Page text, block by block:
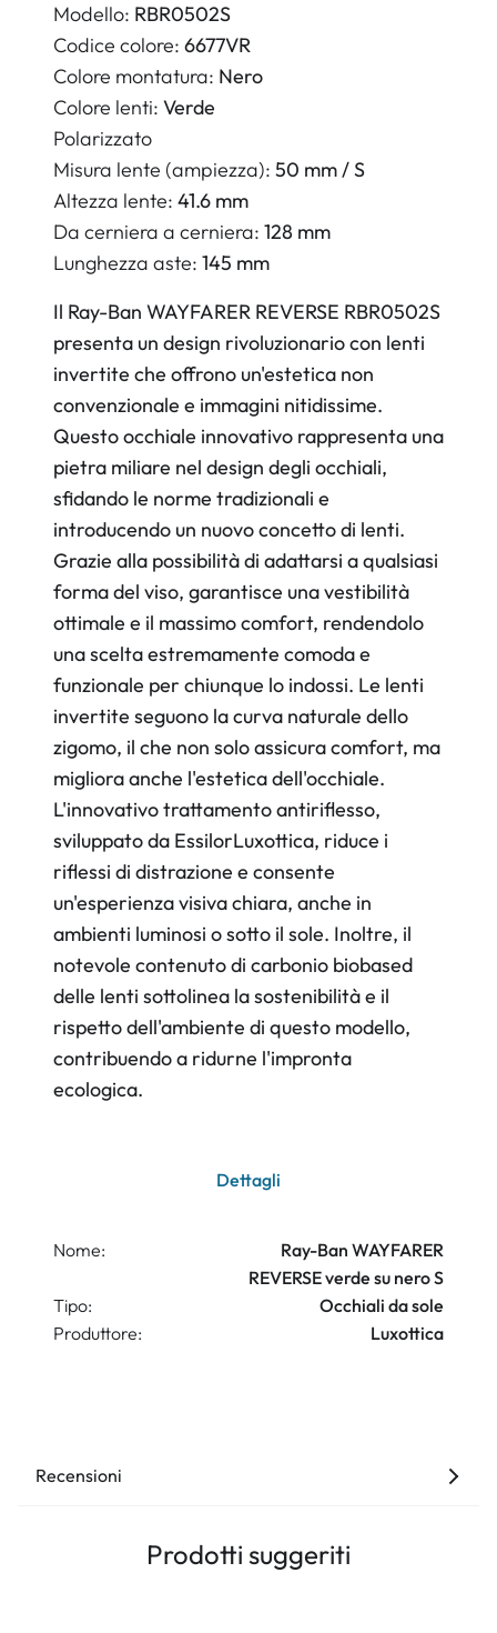
Modello: RBR0502S
Codice colore: 6677VR
Colore montatura: Nero
Colore lenti: Verde
Polarizzato
Misura lente (ampiezza): 50 mm / S
Altezza lente: 41.6 mm
Da cerniera a cerniera: 128 mm
Lunghezza aste: 145 mm
Il Ray-Ban WAYFARER REVERSE RBR0502S
presenta un design rivoluzionario con lenti
invertite che offrono un'estetica non
convenzionale e immagini nitidissime.
Questo occhiale innovativo rappresenta una
pietra miliare nel design degli occhiali,
sfidando le norme tradizionali e
introducendo un nuovo concetto di lenti.
Grazie alla possibilità di adattarsi a qualsiasi
forma del viso, garantisce una vestibilità
ottimale e il massimo comfort, rendendolo
una scelta estremamente comoda e
funzionale per chiunque lo indossi. Le lenti
invertite seguono la curva naturale dello
zigomo, il che non solo assicura comfort, ma
migliora anche l'estetica dell'occhiale.
L'innovativo trattamento antiriflesso,
sviluppato da EssilorLuxottica, riduce i
riflessi di distrazione e consente
un'esperienza visiva chiara, anche in
ambienti luminosi o sotto il sole. Inoltre, il
notevole contenuto di carbonio biobased
delle lenti sottolinea la sostenibilità e il
rispetto dell'ambiente di questo modello,
contribuendo a ridurne l'impronta
ecologica.
Dettagli
Nome:
Ray-Ban WAYFARER
REVERSE verde su nero S
Tipo:
Occhiali da sole
Produttore:
Luxottica
Recensioni
Prodotti suggeriti